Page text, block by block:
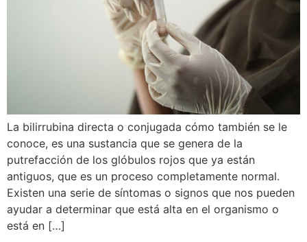
La bilirrubina directa o conjugada cómo también se le
conoce, es una sustancia que se genera de la
putrefacción de los glóbulos rojos que ya están
antiguos, que es un proceso completamente normal.
Existen una serie de síntomas o signos que nos pueden
ayudar a determinar que está alta en el organismo o
está en […]